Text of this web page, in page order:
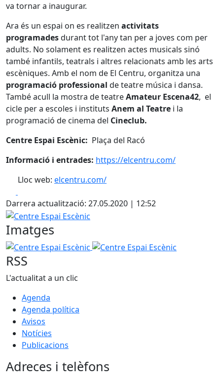
va tornar a inaugurar.
Ara és un espai on es realitzen activitats
programadesdurant tot l'any tan per a joves com per
adults. No solament es realitzen actes musicals sinó
també infantils, teatrals i altres relacionats amb les arts
escèniques. Amb el nom de El Centru, organitza una
programació professional de teatre música i dansa.
També acull la mostra de teatreAmateur Escena42, el
cicle per a escoles i instituts Anem al Teatre i la
programació de cinema del Cineclub.
Centre Espai Escènic: Plaça del Racó
Informació i entrades: https://elcentru.com/
Lloc web: elcentru.com/
Darrera actualització: 27.05.2020 | 12:52
Centre Espai Escènic
Imatges
Centre Espai Escènic Centre Espai Escènic
RSS
L'actualitat a un clic
Agenda
Agenda política
Avisos
Notícies
Publicacions
Adreces i telèfons